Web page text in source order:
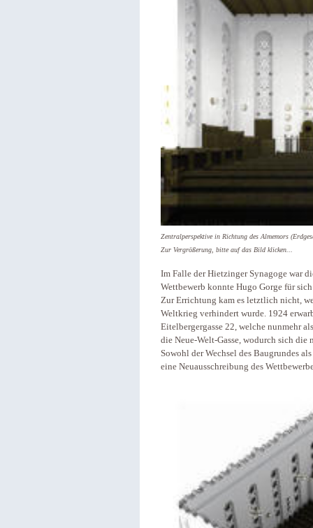
Zentralperspektive in Richtung des Almemors
Zur Vergrößerung, bitte auf das Bild klicken...
Im Falle der Hietzinger Synagoge war
Wettbewerb konnte Hugo Gorge für
Zur Errichtung kam es letztlich nicht,
Weltkrieg verhindert wurde. 1924
Eitelbergergasse 22, welche nunmehr
die Neue-Welt-Gasse, wodurch sich die
Sowohl der Wechsel des Baugrundes
eine Neuausschreibung des